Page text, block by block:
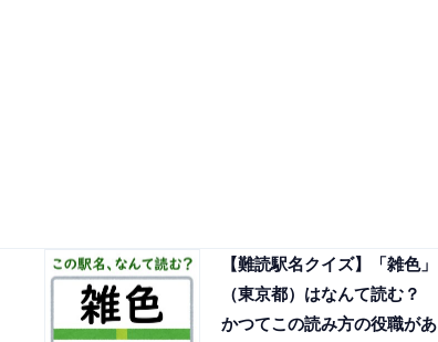
【難読駅名クイズ】「雑色」
（東京都）はなんて読む？
かつてこの読み方の役職があ